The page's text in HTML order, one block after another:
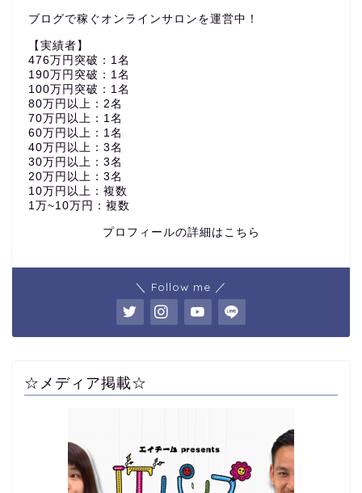
ブログで稼ぐオンラインサロンを運営中！
【実績者】
476万円突破：1名
190万円突破：1名
100万円突破：1名
80万円以上：2名
70万円以上：1名
60万円以上：1名
40万円以上：3名
30万円以上：3名
20万円以上：3名
10万円以上：複数
1万~10万円：複数
プロフィールの詳細はこちら
＼ Follow me ／
☆メディア掲載☆